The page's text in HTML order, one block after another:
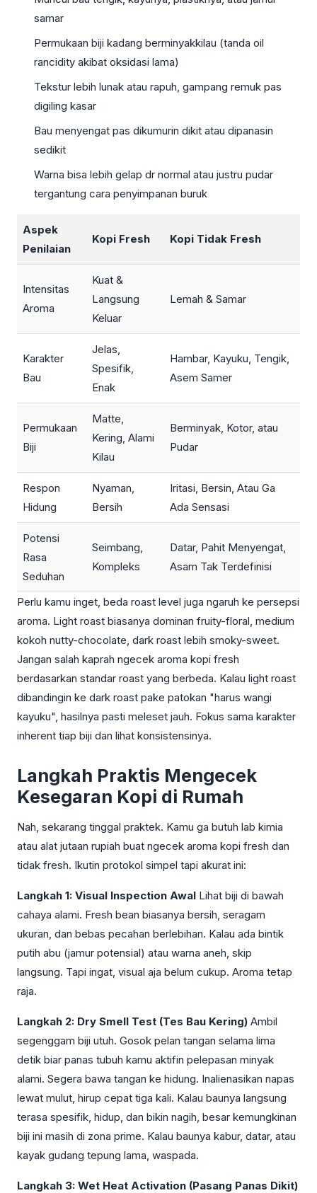
samar
Permukaan biji kadang berminyakkilau (tanda oil
rancidity akibat oksidasi lama)
Tekstur lebih lunak atau rapuh, gampang remuk pas
digiling kasar
Bau menyengat pas dikumurin dikit atau dipanasin
sedikit
Warna bisa lebih gelap dr normal atau justru pudar
tergantung cara penyimpanan buruk
Aspek
Penilaian
Kopi Fresh Kopi Tidak Fresh
Intensitas
Aroma
Kuat &
Langsung
Keluar
Lemah & Samar
Karakter
Bau
Jelas,
Spesifik,
Enak
Hambar, Kayuku, Tengik,
Asem Samer
Permukaan
Biji
Matte,
Kering, Alami
Kilau
Berminyak, Kotor, atau
Pudar
Respon
Hidung
Nyaman,
Bersih
Iritasi, Bersin, Atau Ga
Ada Sensasi
Potensi
Rasa
Seduhan
Seimbang,
Kompleks
Datar, Pahit Menyengat,
Asam Tak Terdefinisi
Perlu kamu inget, beda roast level juga ngaruh ke persepsi
aroma. Light roast biasanya dominan fruity-floral, medium
kokoh nutty-chocolate, dark roast lebih smoky-sweet.
Jangan salah kaprah ngecek aroma kopi fresh
berdasarkan standar roast yang berbeda. Kalau light roast
dibandingin ke dark roast pake patokan "harus wangi
kayuku", hasilnya pasti meleset jauh. Fokus sama karakter
inherent tiap biji dan lihat konsistensinya.
Langkah Praktis Mengecek
Kesegaran Kopi di Rumah
Nah, sekarang tinggal praktek. Kamu ga butuh lab kimia
atau alat jutaan rupiah buat ngecek aroma kopi fresh dan
tidak fresh. Ikutin protokol simpel tapi akurat ini:
Langkah 1: Visual Inspection Awal Lihat biji di bawah
cahaya alami. Fresh bean biasanya bersih, seragam
ukuran, dan bebas pecahan berlebihan. Kalau ada bintik
putih abu (jamur potensial) atau warna aneh, skip
langsung. Tapi ingat, visual aja belum cukup. Aroma tetap
raja.
Langkah 2: Dry Smell Test (Tes Bau Kering) Ambil
segenggam biji utuh. Gosok pelan tangan selama lima
detik biar panas tubuh kamu aktifin pelepasan minyak
alami. Segera bawa tangan ke hidung. Inalienasikan napas
lewat mulut, hirup cepat tiga kali. Kalau baunya langsung
terasa spesifik, hidup, dan bikin nagih, besar kemungkinan
biji ini masih di zona prime. Kalau baunya kabur, datar, atau
kayak gudang tepung lama, waspada.
Langkah 3: Wet Heat Activation (Pasang Panas Dikit)